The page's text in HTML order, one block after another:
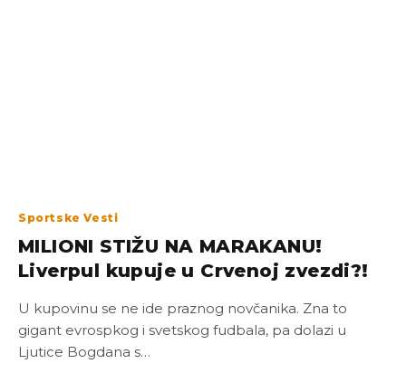
Sportske Vesti
MILIONI STIŽU NA MARAKANU!
Liverpul kupuje u Crvenoj zvezdi?!
U kupovinu se ne ide praznog novčanika. Zna to
gigant evrospkog i svetskog fudbala, pa dolazi u
Ljutice Bogdana s…